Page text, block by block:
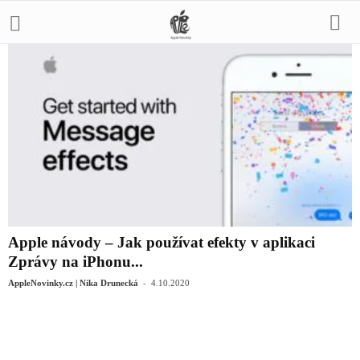
Apple návody – Jak používat efekty v aplikaci
Zprávy na iPhonu...
AppleNovinky.cz | Nika Drunecká - 4.10.2020